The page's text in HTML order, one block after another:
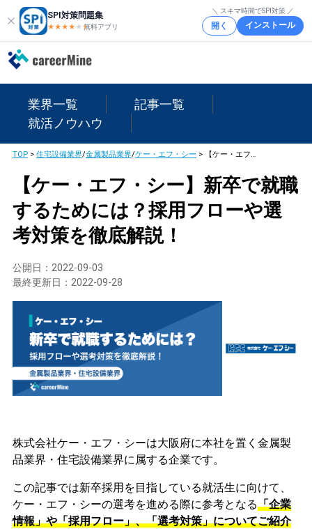
SPI対策問題集
★★★★ ★★
無料アプリ
＼ スキマ時間でSPI対策 ／
開く インストール
業界一覧
記事一覧
就活ノウハウ
TOP> 住宅設備業界/金属製品業界/ケー・エフ・シー > 【ケー・エフ・シー】新卒で就職するためには？採用フローや選考対策を徹底解説！
【ケー・エフ・シー】新卒で就職
するためには？採用フローや選
考対策を徹底解説！
公開日： 2022-09-03
最終更新日： 2022-09-28
株式会社ケー・エフ・シーは大阪府に本社を置く金属製
品業界・住宅設備業界に属する企業です。
この記事では新卒採用を目指している就活生に向けて、
ケー・エフ・シーの選考を進める際に参考となる「企業
情報」や「採用フロー」、「選考対策」についてご紹介